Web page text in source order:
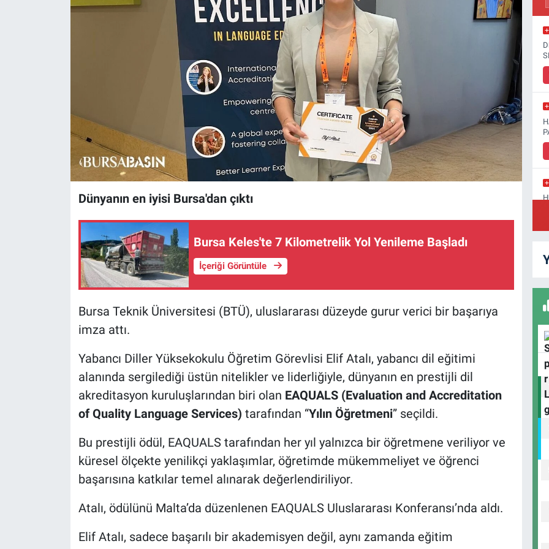
Dünyanın en iyisi Bursa'dan çıktı
Bursa Keles'te 7 Kilometrelik Yol Yenileme Başladı
İçeriği Görüntüle
Bursa Teknik Üniversitesi (BTÜ), uluslararası düzeyde gurur verici bir başarıya
imza attı.
Yabancı Diller Yüksekokulu Öğretim Görevlisi Elif Atalı, yabancı dil eğitimi
alanında sergilediği üstün nitelikler ve liderliğiyle, dünyanın en prestijli dil
akreditasyon kuruluşlarından biri olan EAQUALS (Evaluation and Accreditation
of Quality Language Services) tarafından “Yılın Öğretmeni” seçildi.
Bu prestijli ödül, EAQUALS tarafından her yıl yalnızca bir öğretmene veriliyor ve
küresel ölçekte yenilikçi yaklaşımlar, öğretimde mükemmeliyet ve öğrenci
başarısına katkılar temel alınarak değerlendiriliyor.
Atalı, ödülünü Malta’da düzenlenen EAQUALS Uluslararası Konferansı’nda aldı.
Elif Atalı, sadece başarılı bir akademisyen değil, aynı zamanda eğitim
Magazin
Nöbetçi Eczaneler